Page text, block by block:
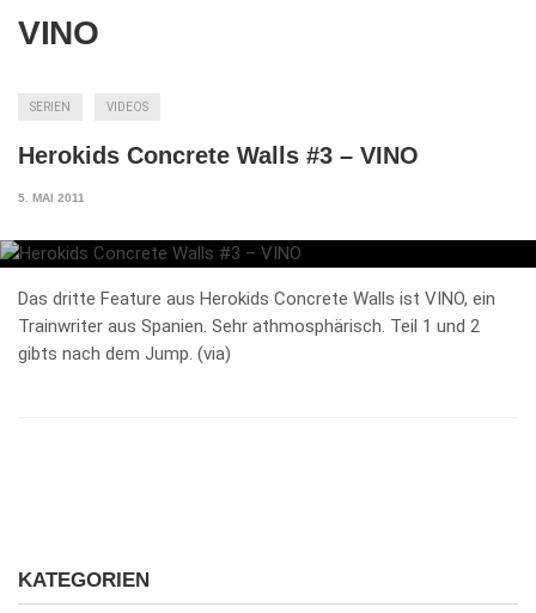
VINO
SERIEN VIDEOS
Herokids Concrete Walls #3 – VINO
5. MAI 2011
Das dritte Feature aus Herokids Concrete Walls ist VINO, ein
Trainwriter aus Spanien. Sehr athmosphärisch. Teil 1 und 2
gibts nach dem Jump. (via)
KATEGORIEN